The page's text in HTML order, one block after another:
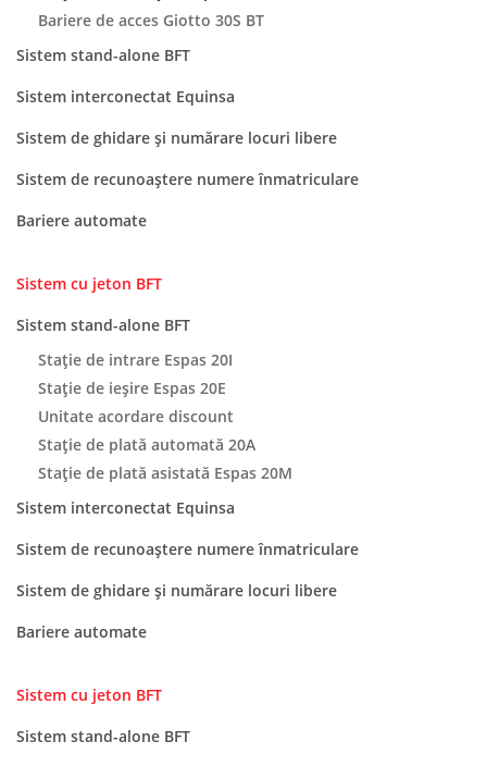
Bariere de acces Giotto 30S BT
Sistem stand-alone BFT
Sistem interconectat Equinsa
Sistem de ghidare și numărare locuri libere
Sistem de recunoaștere numere înmatriculare
Bariere automate
Sistem cu jeton BFT
Sistem stand-alone BFT
Stație de intrare Espas 20I
Stație de ieșire Espas 20E
Unitate acordare discount
Stație de plată automată 20A
Stație de plată asistată Espas 20M
Sistem interconectat Equinsa
Sistem de recunoaștere numere înmatriculare
Sistem de ghidare și numărare locuri libere
Bariere automate
Sistem cu jeton BFT
Sistem stand-alone BFT